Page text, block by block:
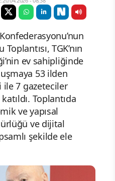
TGK’nın
ev sahipliğinde
53 ilden
ile 7 gazeteciler
Toplantıda
ve yapısal
ve dijital
şekilde ele